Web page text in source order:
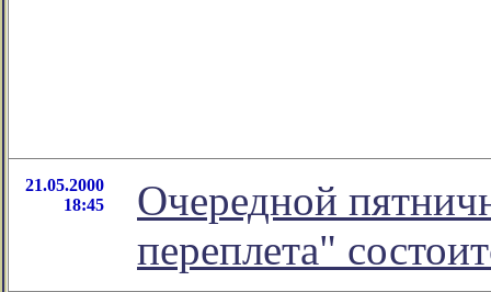
21.05.2000
18:45
Очередной
переплета"